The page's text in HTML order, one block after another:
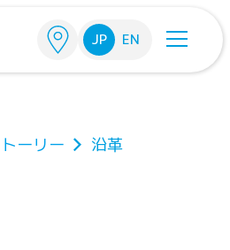
動
JP EN
ーリー 沿革